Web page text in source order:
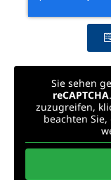
Sie sehen
reCAPTCHA
zuzugreifen,
beachten